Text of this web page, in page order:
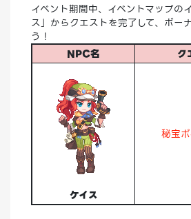
イベント期間中、イベントマップの
ス」からクエストを完了して、ボー
う！
NPC名
ク
ケイス
秘宝